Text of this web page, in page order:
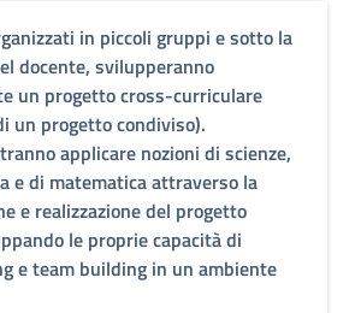
in piccoli gruppi e sotto la
docente, svilupperanno
un progetto cross-curriculare
un progetto condiviso).
applicare nozioni di scienze,
e di matematica attraverso la
e realizzazione del progetto
le proprie capacità di
e team building in un ambiente